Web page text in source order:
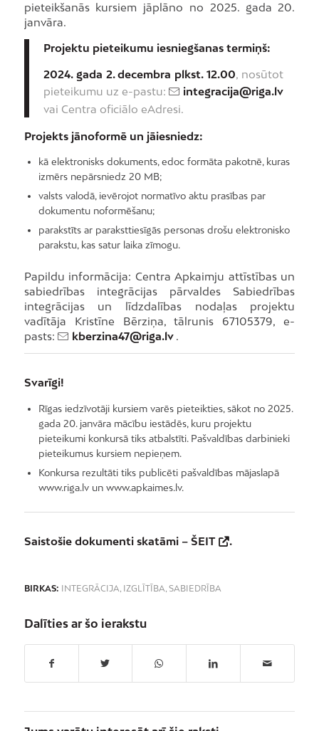
pieteikšanās kursiem jāplāno no 2025. gada 20.
janvāra.
Projektu pieteikumu iesniegšanas termiņš:
2024. gada 2. decembra plkst. 12.00, nosūtot
pieteikumu uz e-pastu:
integracija@riga.lv
vai Centra oficiālo eAdresi.
Projekts jānoformē un jāiesniedz:
kā elektronisks dokuments, edoc formāta pakotnē, kuras
izmērs nepārsniedz 20 MB;
valsts valodā, ievērojot normatīvo aktu prasības par
dokumentu noformēšanu;
parakstīts ar paraksttiesīgās personas drošu elektronisko
parakstu, kas satur laika zīmogu.
Papildu informācija: Centra Apkaimju attīstības un
sabiedrības integrācijas pārvaldes Sabiedrības
integrācijas un līdzdalības nodaļas projektu
vadītāja Kristīne Bērziņa, tālrunis 67105379, e-
pasts:
kberzina47@riga.lv.
Svarīgi!
Rīgas iedzīvotāji kursiem varēs pieteikties, sākot no 2025.
gada 20. janvāra mācību iestādēs, kuru projektu
pieteikumi konkursā tiks atbalstīti. Pašvaldības darbinieki
pieteikumus kursiem nepieņem.
Konkursa rezultāti tiks publicēti pašvaldības mājaslapā
www.riga.lv un www.apkaimes.lv.
Saistošie dokumenti skatāmi – ŠEIT .
BIRKAS: INTEGRĀCIJA, IZGLĪTĪBA, SABIEDRĪBA
Dalīties ar šo ierakstu